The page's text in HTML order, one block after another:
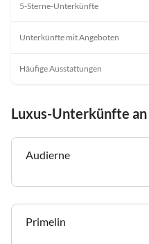
5-Sterne-Unterkünfte
Unterkünfte mit Angeboten
Häufige Ausstattungen
Luxus-Unterkünfte an
Audierne
Primelin